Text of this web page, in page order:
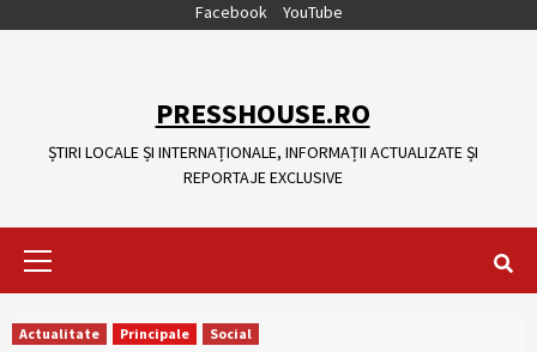
Facebook YouTube
PRESSHOUSE.RO
ȘTIRI LOCALE ȘI INTERNAȚIONALE, INFORMAȚII ACTUALIZATE ȘI
REPORTAJE EXCLUSIVE
Actualitate Principale Social